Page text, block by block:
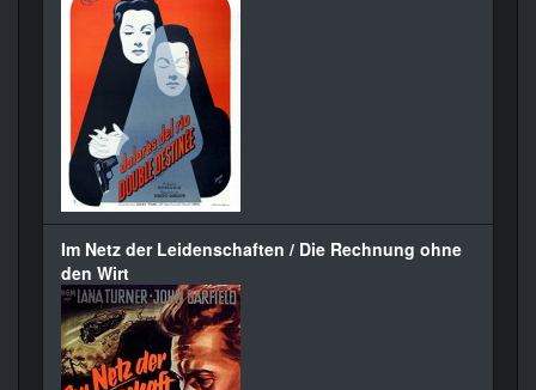
Im Netz der Leidenschaften / Die Rechnung ohne
den Wirt